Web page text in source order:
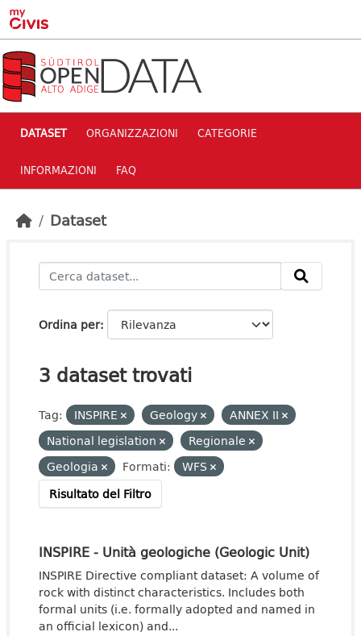
Skip to main content
DATASET ORGANIZZAZIONI CATEGORIE
INFORMAZIONI FAQ
Dataset
Ordina per
3 dataset trovati
Tag: INSPIRE Geology
ANNEX II
National legislation
Regionale
Geologia
Formati:
WFS
Risultato del Filtro
INSPIRE - Unità geologiche (Geologic Unit)
INSPIRE Directive compliant dataset: A volume of
rock with distinct characteristics. Includes both
formal units (i.e. formally adopted and named in
an official lexicon) and...